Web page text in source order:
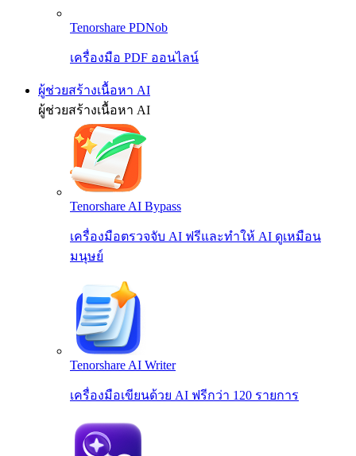
Tenorshare PDNob
เครื่องมือ PDF ออนไลน์
ผู้ช่วยสร้างเนื้อหา AI
ผู้ช่วยสร้างเนื้อหา AI
Tenorshare AI Bypass
เครื่องมือตรวจจับ AI ฟรีและทำให้ AI ดูเหมือน
มนุษย์
Tenorshare AI Writer
เครื่องมือเขียนด้วย AI ฟรีกว่า 120 รายการ